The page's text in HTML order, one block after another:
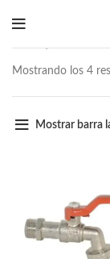
Inicio Productos
Mostrando los 4
Mostrar barra